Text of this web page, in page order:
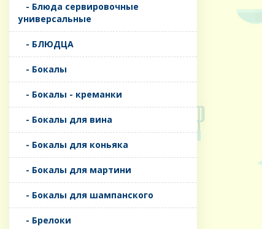
- Блюда сервировочные
универсальные
- БЛЮДЦА
- Бокалы
- Бокалы - креманки
- Бокалы для вина
- Бокалы для коньяка
- Бокалы для мартини
- Бокалы для шампанского
- Брелоки